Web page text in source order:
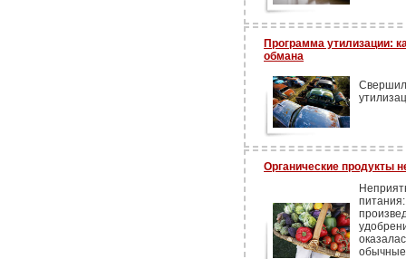
Программа утилизации:
обмана
Органические продукты